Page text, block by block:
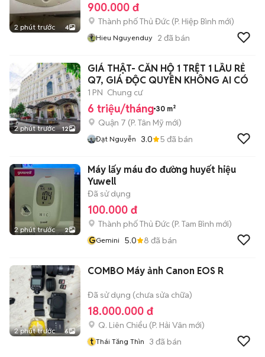
2 phút trước 4
900.000 đ
Thành phố Thủ Đức (P. Hiệp Bình mới)
Hieu Nguyenduy 2 đã bán
2 phút trước 12
GIÁ THẬT- CĂN HỘ 1 TRỆT 1 LẦU RẺ
Q7, GIÁ ĐỘC QUYỀN KHÔNG AI CÓ
1 PN Chung cư
6 triệu/tháng 30 m²
Quận 7 (P. Tân Mỹ mới)
Đạt Nguyễn 3.0 5 đã bán
2 phút trước 2
Máy lấy máu đo đường huyết hiệu
Yuwell
Đã sử dụng
100.000 đ
Thành phố Thủ Đức (P. Tam Bình mới)
GGemini 5.0 8 đã bán
2 phút trước 6
COMBO Máy ảnh Canon EOS R
Đã sử dụng (chưa sửa chữa)
18.000.000 đ
Q. Liên Chiểu (P. Hải Vân mới)
t Thái Tăng Thìn 3 đã bán